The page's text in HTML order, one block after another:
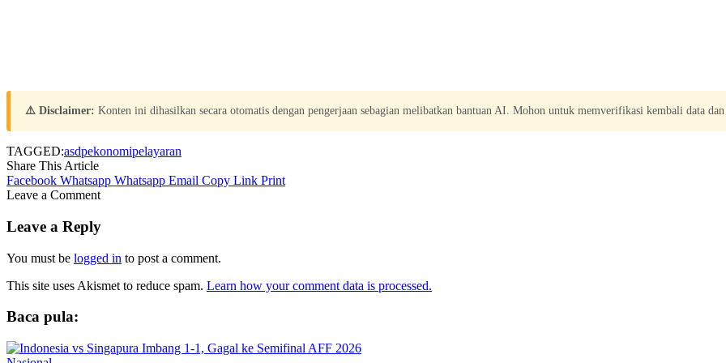
⚠️ Disclaimer: Konten ini dihasilkan secara otomatis dengan pengerjaan sebagian melibatkan bantuan AI. Mohon untuk memverifikasi kembali data
TAGGED:asdpekonomipelayaran
Share This Article
Facebook Whatsapp Whatsapp Email Copy Link Print
Leave a Comment
Leave a Reply
You must be logged in to post a comment.
This site uses Akismet to reduce spam. Learn how your comment data is processed.
Baca pula: